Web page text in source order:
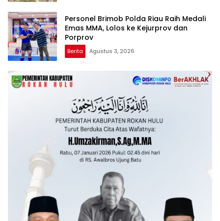
Personel Brimob Polda Riau Raih Medali
Emas MMA, Lolos ke Kejurprov dan
Porprov
Berita Agustus 3, 2026